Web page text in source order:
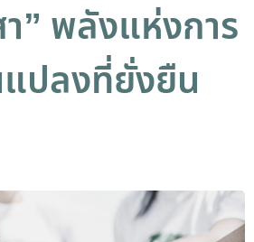
” พลังแห่งการ
ปลงที่ยั่งยืน